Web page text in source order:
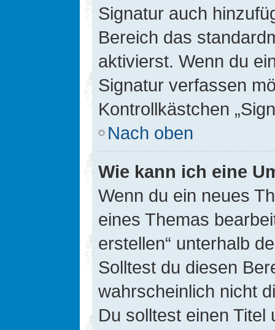
Signatur auch
Bereich das
aktivierst. Wenn du
Signatur verfassen
Kontrollkästchen
Nach oben
Wie kann ich eine
Wenn du ein neues
eines Themas
erstellen“ unterhalb
Solltest du diesen
wahrscheinlich nicht
Du solltest einen